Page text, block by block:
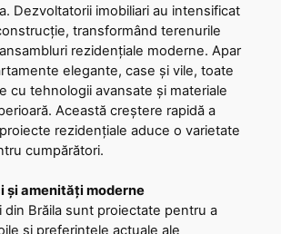
Dezvoltatorii imobiliari au intensificat
transformând terenurile
rezidențiale moderne. Apar
elegante, case și vile, toate
cu tehnologii avansate și materiale
Această creștere rapidă a
rezidențiale aduce o varietate
cumpărători.
și amenități moderne
din Brăila sunt proiectate pentru a
și preferințele actuale ale